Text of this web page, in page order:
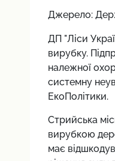
Джерело:
ДП "Ліси
вирубку.
належної
системну
ЕкоПолітики.
Стрийська
вирубкою
має